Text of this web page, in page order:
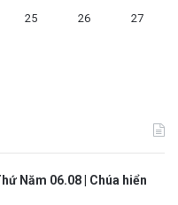
25 26 27
Năm 06.08 | Chúa hiển